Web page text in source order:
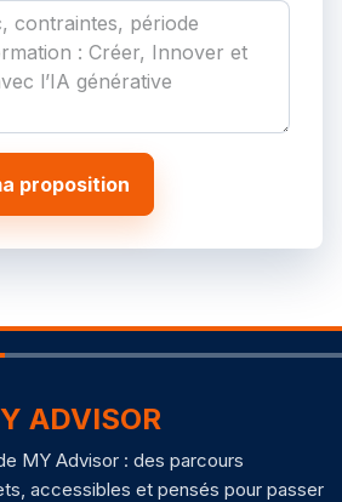
proposition
ADVISOR
MY Advisor : des parcours
accessibles et pensés pour passer